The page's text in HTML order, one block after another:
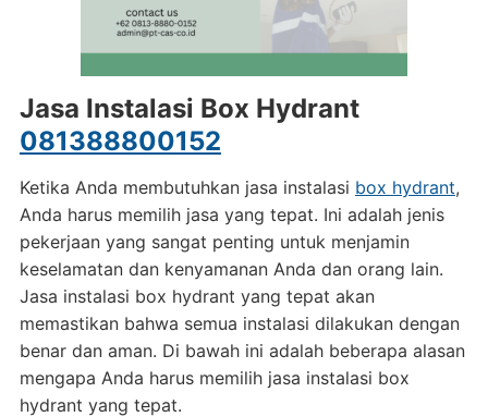
Jasa Instalasi Box Hydrant
081388800152
Ketika Anda membutuhkan jasa instalasi box hydrant,
Anda harus memilih jasa yang tepat. Ini adalah jenis
pekerjaan yang sangat penting untuk menjamin
keselamatan dan kenyamanan Anda dan orang lain.
Jasa instalasi box hydrant yang tepat akan
memastikan bahwa semua instalasi dilakukan dengan
benar dan aman. Di bawah ini adalah beberapa alasan
mengapa Anda harus memilih jasa instalasi box
hydrant yang tepat.